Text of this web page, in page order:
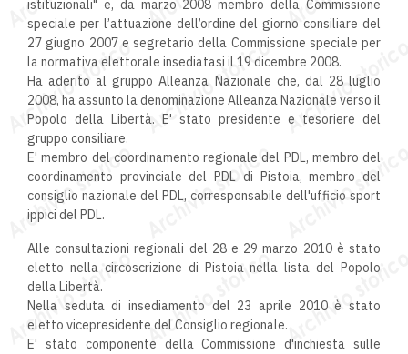
istituzionali" e, da marzo 2008 membro della Commissione
speciale per l’attuazione dell’ordine del giorno consiliare del
27 giugno 2007 e segretario della Commissione speciale per
la normativa elettorale insediatasi il 19 dicembre 2008.
Ha aderito al gruppo Alleanza Nazionale che, dal 28 luglio
2008, ha assunto la denominazione Alleanza Nazionale verso il
Popolo della Libertà. E' stato presidente e tesoriere del
gruppo consiliare.
E' membro del coordinamento regionale del PDL, membro del
coordinamento provinciale del PDL di Pistoia, membro del
consiglio nazionale del PDL, corresponsabile dell'ufficio sport
ippici del PDL.
Alle consultazioni regionali del 28 e 29 marzo 2010 è stato
eletto nella circoscrizione di Pistoia nella lista del Popolo
della Libertà.
Nella seduta di insediamento del 23 aprile 2010 è stato
eletto vicepresidente del Consiglio regionale.
E' stato componente della Commissione d'inchiesta sulle